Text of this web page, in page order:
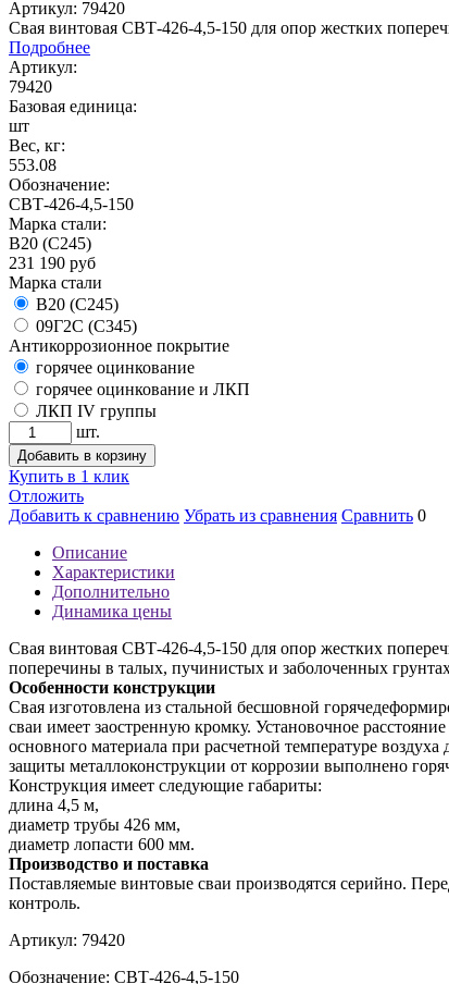
Артикул: 79420
Свая винтовая СВТ-426-4,5-150 для опор жестких
Подробнее
Артикул:
79420
Базовая единица:
шт
Вес, кг:
553.08
Обозначение:
СВТ-426-4,5-150
Марка стали:
B20 (С245)
231 190 руб
Марка стали
B20 (С245)
09Г2С (С345)
Антикоррозионное покрытие
горячее оцинкование
горячее оцинкование и ЛКП
ЛКП IV группы
шт.
Добавить в корзину
Купить в 1 клик
Отложить
Добавить к сравнению Убрать из сравнения Сравнить 0
Описание
Характеристики
Дополнительно
Динамика цены
Свая винтовая СВТ-426-4,5-150 для опор жестких
поперечины в талых, пучинистых и заболоченных
Особенности конструкции
Свая изготовлена из стальной бесшовной
сваи имеет заостренную кромку. Установочное
основного материала при расчетной температуре
защиты металлоконструкции от коррозии выполнено
Конструкция имеет следующие габариты:
длина 4,5 м,
диаметр трубы 426 мм,
диаметр лопасти 600 мм.
Производство и поставка
Поставляемые винтовые сваи производятся серийно.
контроль.
Артикул: 79420
Обозначение: СВТ-426-4,5-150